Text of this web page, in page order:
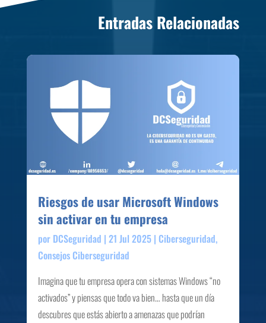
Entradas Relacionadas
Riesgos de usar Microsoft Windows
sin activar en tu empresa
por DCSeguridad | 21 Jul 2025| Ciberseguridad,
Consejos Ciberseguridad
Imagina que tu empresa opera con sistemas Windows “no
activados” y piensas que todo va bien… hasta que un día
descubres que estás abierto a amenazas que podrían